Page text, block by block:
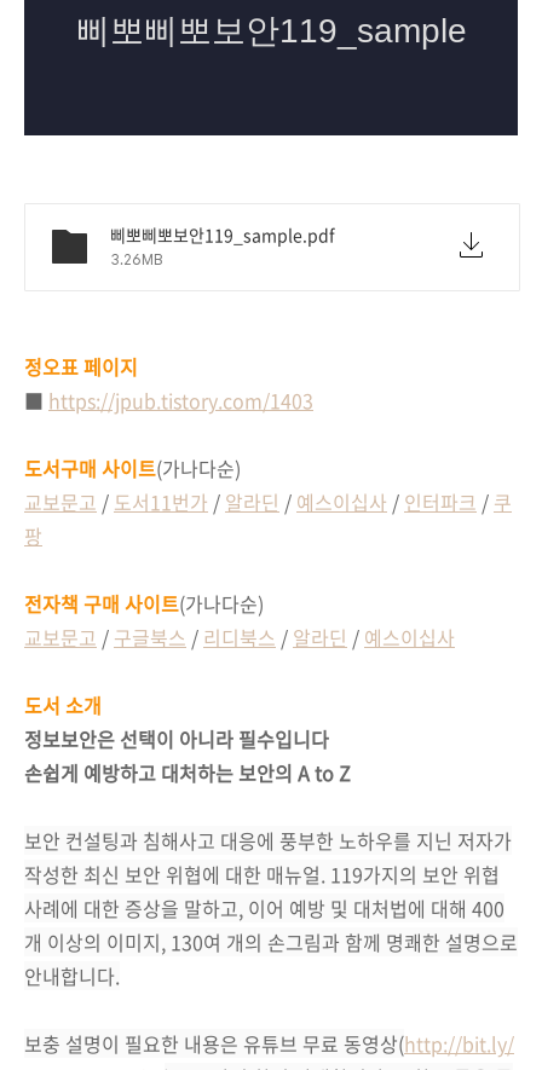
삐뽀삐뽀보안119_sample.pdf
3.26MB
정오표 페이지
■ https://jpub.tistory.com/1403
도서구매 사이트(가나다순)
교보문고 / 도서11번가 / 알라딘 / 예스이십사 / 인터파크 / 쿠
팡
전자책 구매 사이트(가나다순)
교보문고 / 구글북스 / 리디북스 / 알라딘 / 예스이십사
도서 소개
정보보안은 선택이 아니라 필수입니다
손쉽게 예방하고 대처하는 보안의 A to Z
보안 컨설팅과 침해사고 대응에 풍부한 노하우를 지닌 저자가
작성한 최신 보안 위협에 대한 매뉴얼. 119가지의 보안 위협
사례에 대한 증상을 말하고, 이어 예방 및 대처법에 대해 400
개 이상의 이미지, 130여 개의 손그림과 함께 명쾌한 설명으로
안내합니다.
보충 설명이 필요한 내용은 유튜브 무료 동영상(http://bit.ly/